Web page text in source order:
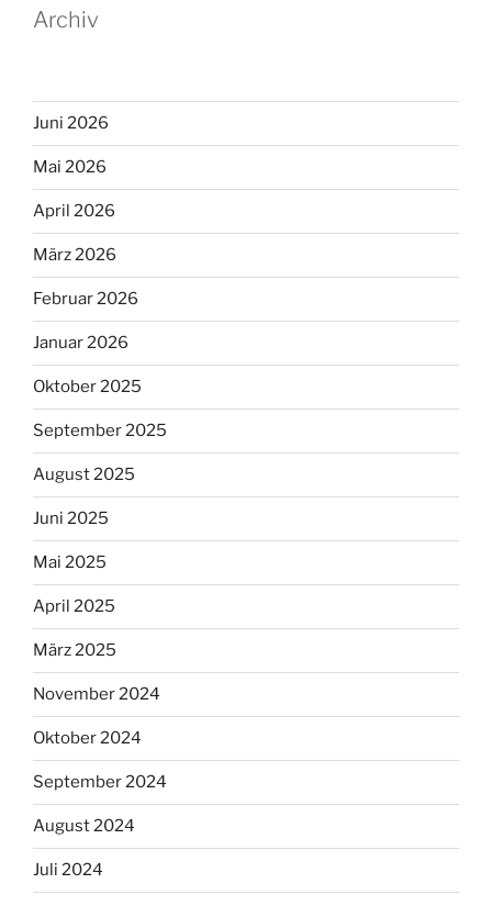
Archiv
Juni 2026
Mai 2026
April 2026
März 2026
Februar 2026
Januar 2026
Oktober 2025
September 2025
August 2025
Juni 2025
Mai 2025
April 2025
März 2025
November 2024
Oktober 2024
September 2024
August 2024
Juli 2024